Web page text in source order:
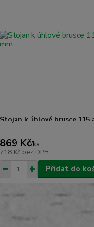
Stojan k úhlové brusce 115
869 Kč/ks
718 Kč bez DPH
Přidat do